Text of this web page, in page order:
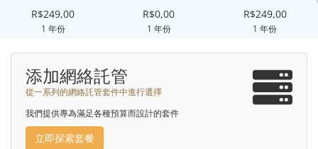
R$249,00
1 年份
R$0,00
1 年份
R$249,00
1 年份
添加網絡託管
從一系列的網絡託管套件中進行選擇
我們提供專為滿足各種預算而設計的套件
立即探索套餐